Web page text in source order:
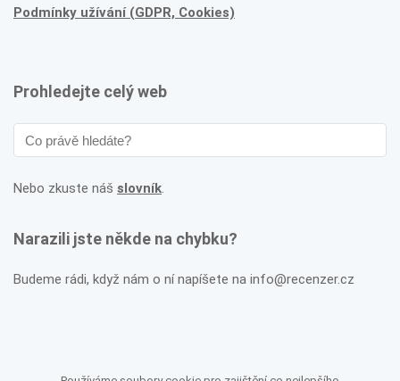
Podmínky užívání (GDPR, Cookies)
Prohledejte celý web
Nebo zkuste náš slovník.
Narazili jste někde na chybku?
Budeme rádi, když nám o ní napíšete na info@recenzer.cz